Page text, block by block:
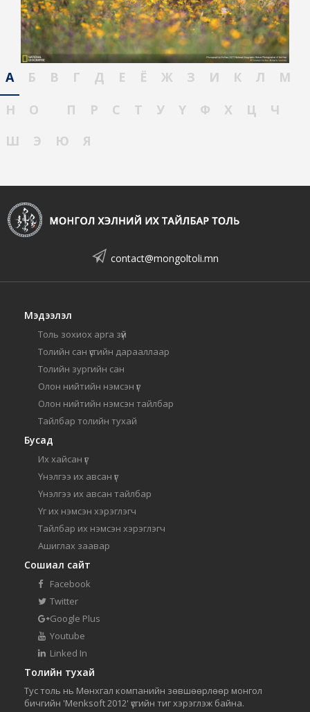
А Б В Г Д Е Ё Ж З И К Л
М
Н
О П Р С Т У Ү Ф Х Ц
Ч
Ш
Э Ю Я
contact@mongoltoli.mn
Мэдээлэл
Толь зохиох арга зүй
Толийн сан үсгийн дарааллаар
Толийн зургийн сан
Олон нийтийн нэмсэн үг
Олон нийтийн нэмсэн тайлбар
Тайлбар толийн тухай
Бусад
Их хайсан үг
Үнэлгээ их авсан үг
Үнэлгээ их авсан тайлбар
Үг их нэмсэн хэрэглэгч
Тайлбар их нэмсэн хэрэглэгч
Ашиглах заавар
Сошиал сайт
Facebook
Twitter
Google Plus
Youtube
Linked In
Толийн тухай
Тус толь нь Мөнхгал компанийн зөвшөөрлөөр монгол
бичгийн 'Menksoft 2012' үсгийн тиг хэрэглэж байна.